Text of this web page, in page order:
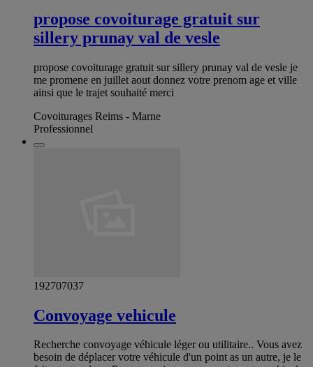
propose covoiturage gratuit sur
sillery prunay val de vesle
propose covoiturage gratuit sur sillery prunay val de vesle je
me promene en juillet aout donnez votre prenom age et ville
ainsi que le trajet souhaité merci
Covoiturages Reims - Marne
Professionnel
192707037
Convoyage vehicule
Recherche convoyage véhicule léger ou utilitaire.. Vous avez
besoin de déplacer votre véhicule d'un point as un autre, je le